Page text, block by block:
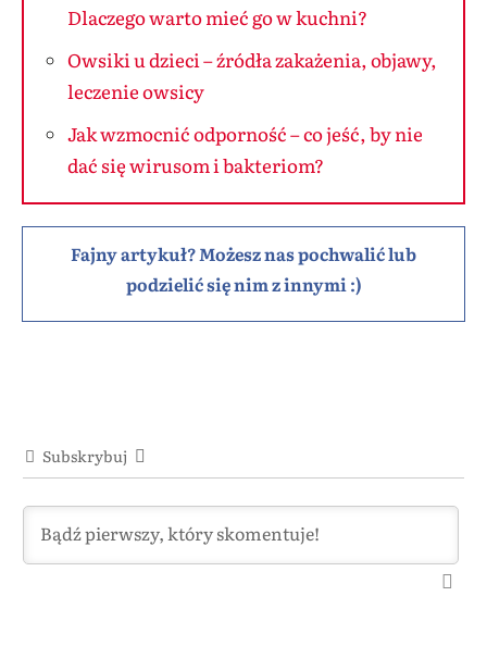
Dlaczego warto mieć go w kuchni?
Owsiki u dzieci – źródła zakażenia, objawy,
leczenie owsicy
Jak wzmocnić odporność – co jeść, by nie
dać się wirusom i bakteriom?
Fajny artykuł? Możesz nas pochwalić lub
podzielić się nim z innymi :)
Subskrybuj